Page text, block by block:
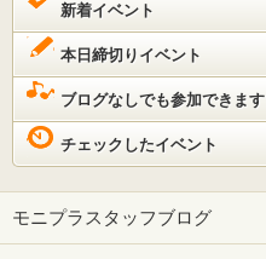
新着イベント
本日締切りイベント
ブログなしでも参加できます
チェックしたイベント
モニプラスタッフブログ